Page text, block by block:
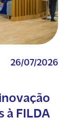
26/07/2026
à FILDA